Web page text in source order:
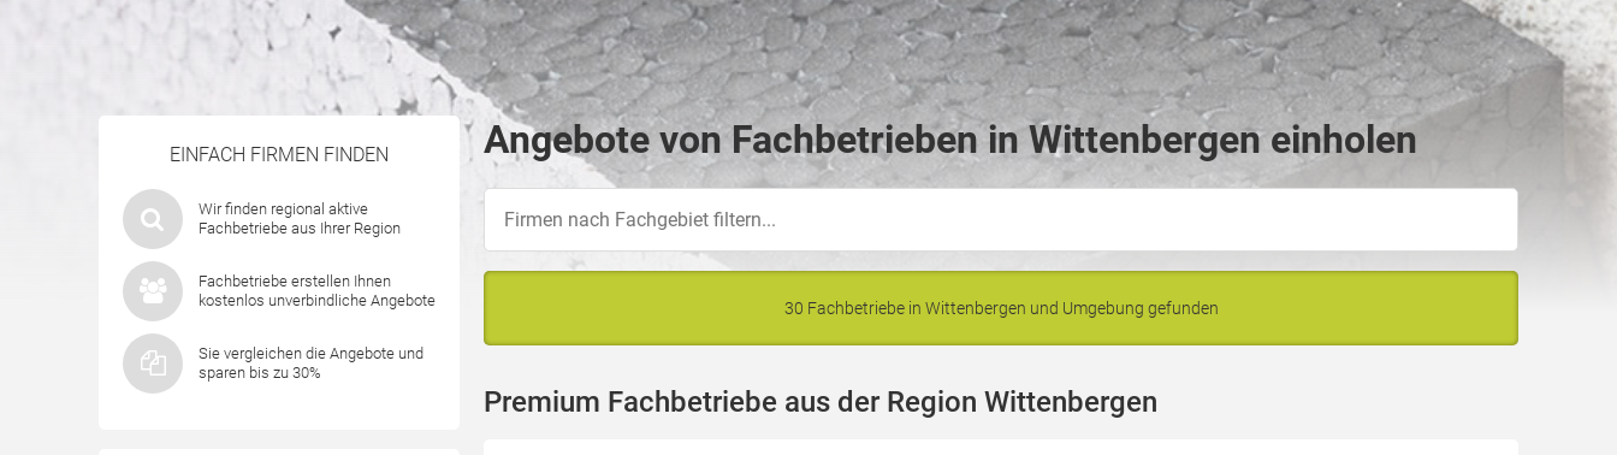
EINFACH FIRMEN FINDEN
Wir finden regional aktive
Fachbetriebe aus Ihrer Region
Fachbetriebe erstellen Ihnen
kostenlos unverbindliche Angebote
Sie vergleichen die Angebote und
sparen bis zu 30%
Angebote von Fachbetrieben in Wittenbergen einholen
30 Fachbetriebe in Wittenbergen und Umgebung gefunden
Premium Fachbetriebe aus der Region Wittenbergen